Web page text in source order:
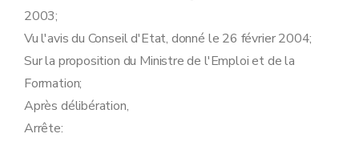
Art. 32
Art. 33
Art. 34
Chapitre V Des dispositions transitoires, abrogatoires et finales
Art. 35
Art. 36
Art. 37
Art. 39
2003;
Vu l'avis du Conseil d'Etat, donné le 26 février 2004;
Sur la proposition du Ministre de l'Emploi et de la
Formation;
Après délibération,
Arrête: